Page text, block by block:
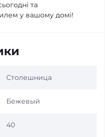
та
у вашому домі!
Столешница
Бежевый
40